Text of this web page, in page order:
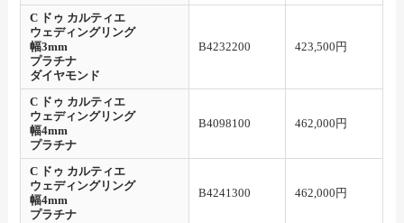
C ドゥ カルティエ
ウェディングリング
幅3mm
プラチナ
ダイヤモンド
B4232200 423,500円
C ドゥ カルティエ
ウェディングリング
幅4mm
プラチナ
B4098100 462,000円
C ドゥ カルティエ
ウェディングリング
幅4mm
プラチナ
B4241300 462,000円